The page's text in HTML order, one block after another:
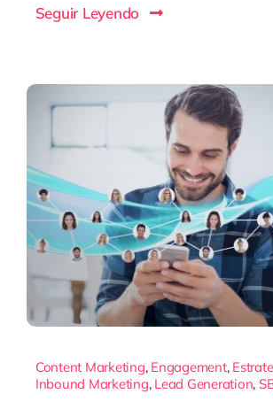
Seguir Leyendo
Content Marketing, Engagement,
Inbound Marketing, Lead Generation,